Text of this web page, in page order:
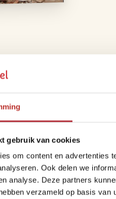
gebruik van cookies
om content en advertenties
Ook delen we
analyse. Deze partners
verzameld op basis van
gebracht, vanwaar je
er rekening mee dat je bij
Zou je graag voorafgaand
uiteraard ook.